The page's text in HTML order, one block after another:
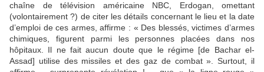
chaîne de télévision américaine NBC, Erdogan, omettant
(volontairement ?) de citer les détails concernant le lieu et la date
d’emploi de ces armes, affirme : « Des blessés, victimes d’armes
chimiques, figurent parmi les personnes placées dans nos
hôpitaux. Il ne fait aucun doute que le régime [de Bachar el-
Assad] utilise des missiles et des gaz de combat ». Surtout, il